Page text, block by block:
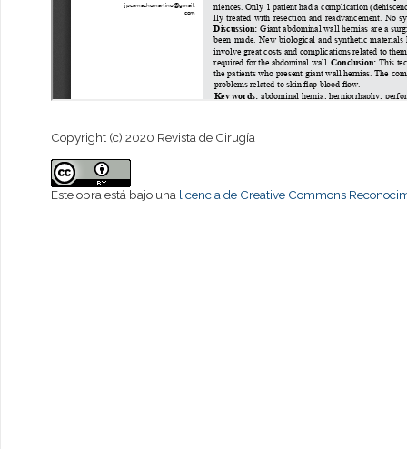
Copyright (c) 2020 Revista de Cirugía
Este obra está bajo una licencia de Creative Commons